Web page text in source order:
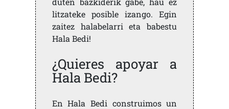
litzateke posible izango. Egin
zaitez halabelarri eta babestu
Hala Bedi!
¿Quieres apoyar a
Hala Bedi?
En Hala Bedi construimos un